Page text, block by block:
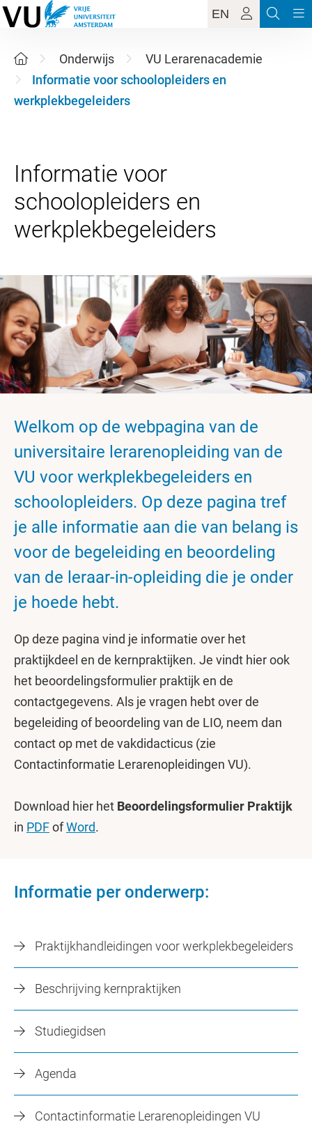
EN
Onderwijs
VU Lerarenacademie
Informatie voor schoolopleiders en
werkplekbegeleiders
Informatie voor
schoolopleiders en
Welkom op de webpagina van de
universitaire lerarenopleiding van de
VU voor werkplekbegeleiders en
schoolopleiders. Op deze pagina tref
je alle informatie aan die van belang is
voor de begeleiding en beoordeling
van de leraar-in-opleiding die je onder
je hoede hebt.
Op deze pagina vind je informatie over het
praktijkdeel en de kernpraktijken. Je vindt hier ook
het beoordelingsformulier praktijk en de
contactgegevens. Als je vragen hebt over de
begeleiding of beoordeling van de LIO, neem dan
contact op met de vakdidacticus (zie
Contactinformatie Lerarenopleidingen VU).
Download hier het Beoordelingsformulier Praktijk
in PDFofWord.
Informatie per onderwerp:
Praktijkhandleidingen voor werkplekbegeleiders
Beschrijving kernpraktijken
Studiegidsen
Agenda
Contactinformatie Lerarenopleidingen VU